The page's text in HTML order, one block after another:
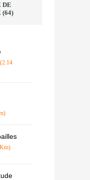
DE
(64)